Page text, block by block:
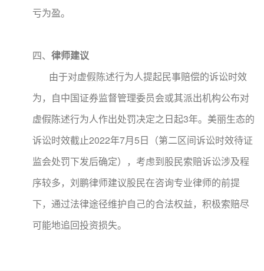
亏为盈。
四、 律师建议
由于对虚假陈述行为人提起民事赔偿的诉讼时效
为，自中国证券监督管理委员会或其派出机构公布对
虚假陈述行为人作出处罚决定之日起3年。美丽生态的
诉讼时效截止2022年7月5日（第二区间诉讼时效待证
监会处罚下发后确定），考虑到股民索赔诉讼涉及程
序较多，刘鹏律师建议股民在咨询专业律师的前提
下，通过法律途径维护自己的合法权益，积极索赔尽
可能地追回投资损失。